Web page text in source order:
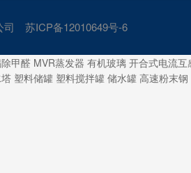
司 苏ICP备12010649号-6
甲醛 MVR蒸发器 有机玻璃 开合式电流互
塑料储罐 塑料搅拌罐 储水罐 高速粉末钢